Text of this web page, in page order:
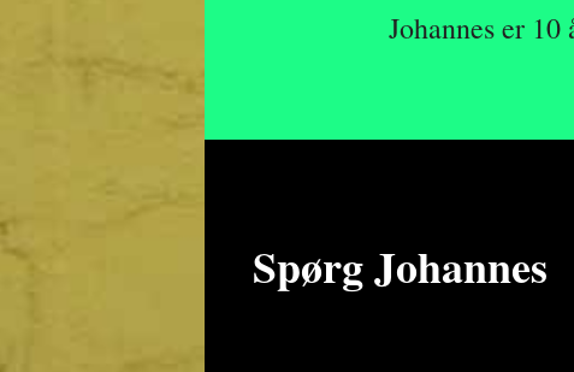
Johannes er
Spørg Johannes